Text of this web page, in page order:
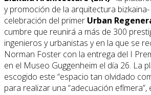
y promoción de la arquitectura
celebración del primer Urban
cumbre que reunirá a más de 300
ingenieros y urbanistas y en la que se
Norman Foster con la entrega del I
en el Museo Guggenheim el día 26. La
escogido este “espacio tan olvidado
para realizar una “adecuación efímera”,